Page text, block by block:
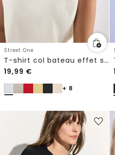
Street One
T-shirt col bateau effet soyeux
19,99 €
+ 8